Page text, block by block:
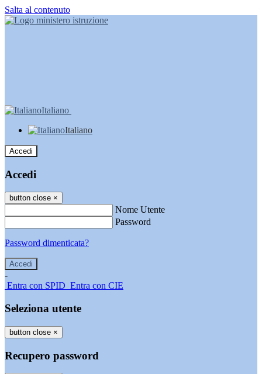
Salta al contenuto
Italiano
Italiano
Accedi
Accedi
button close ×
Nome Utente
Password
Password dimenticata?
-
Entra con SPID Entra con CIE
Seleziona utente
button close ×
Recupero password